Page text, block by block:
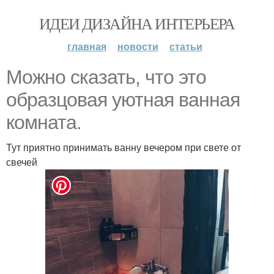
ИДЕИ ДИЗАЙНА ИНТЕРЬЕРА
главная новости статьи
Можно сказать, что это
образцовая уютная ванная
комната.
Тут приятно принимать ванну вечером при свете от
свечей